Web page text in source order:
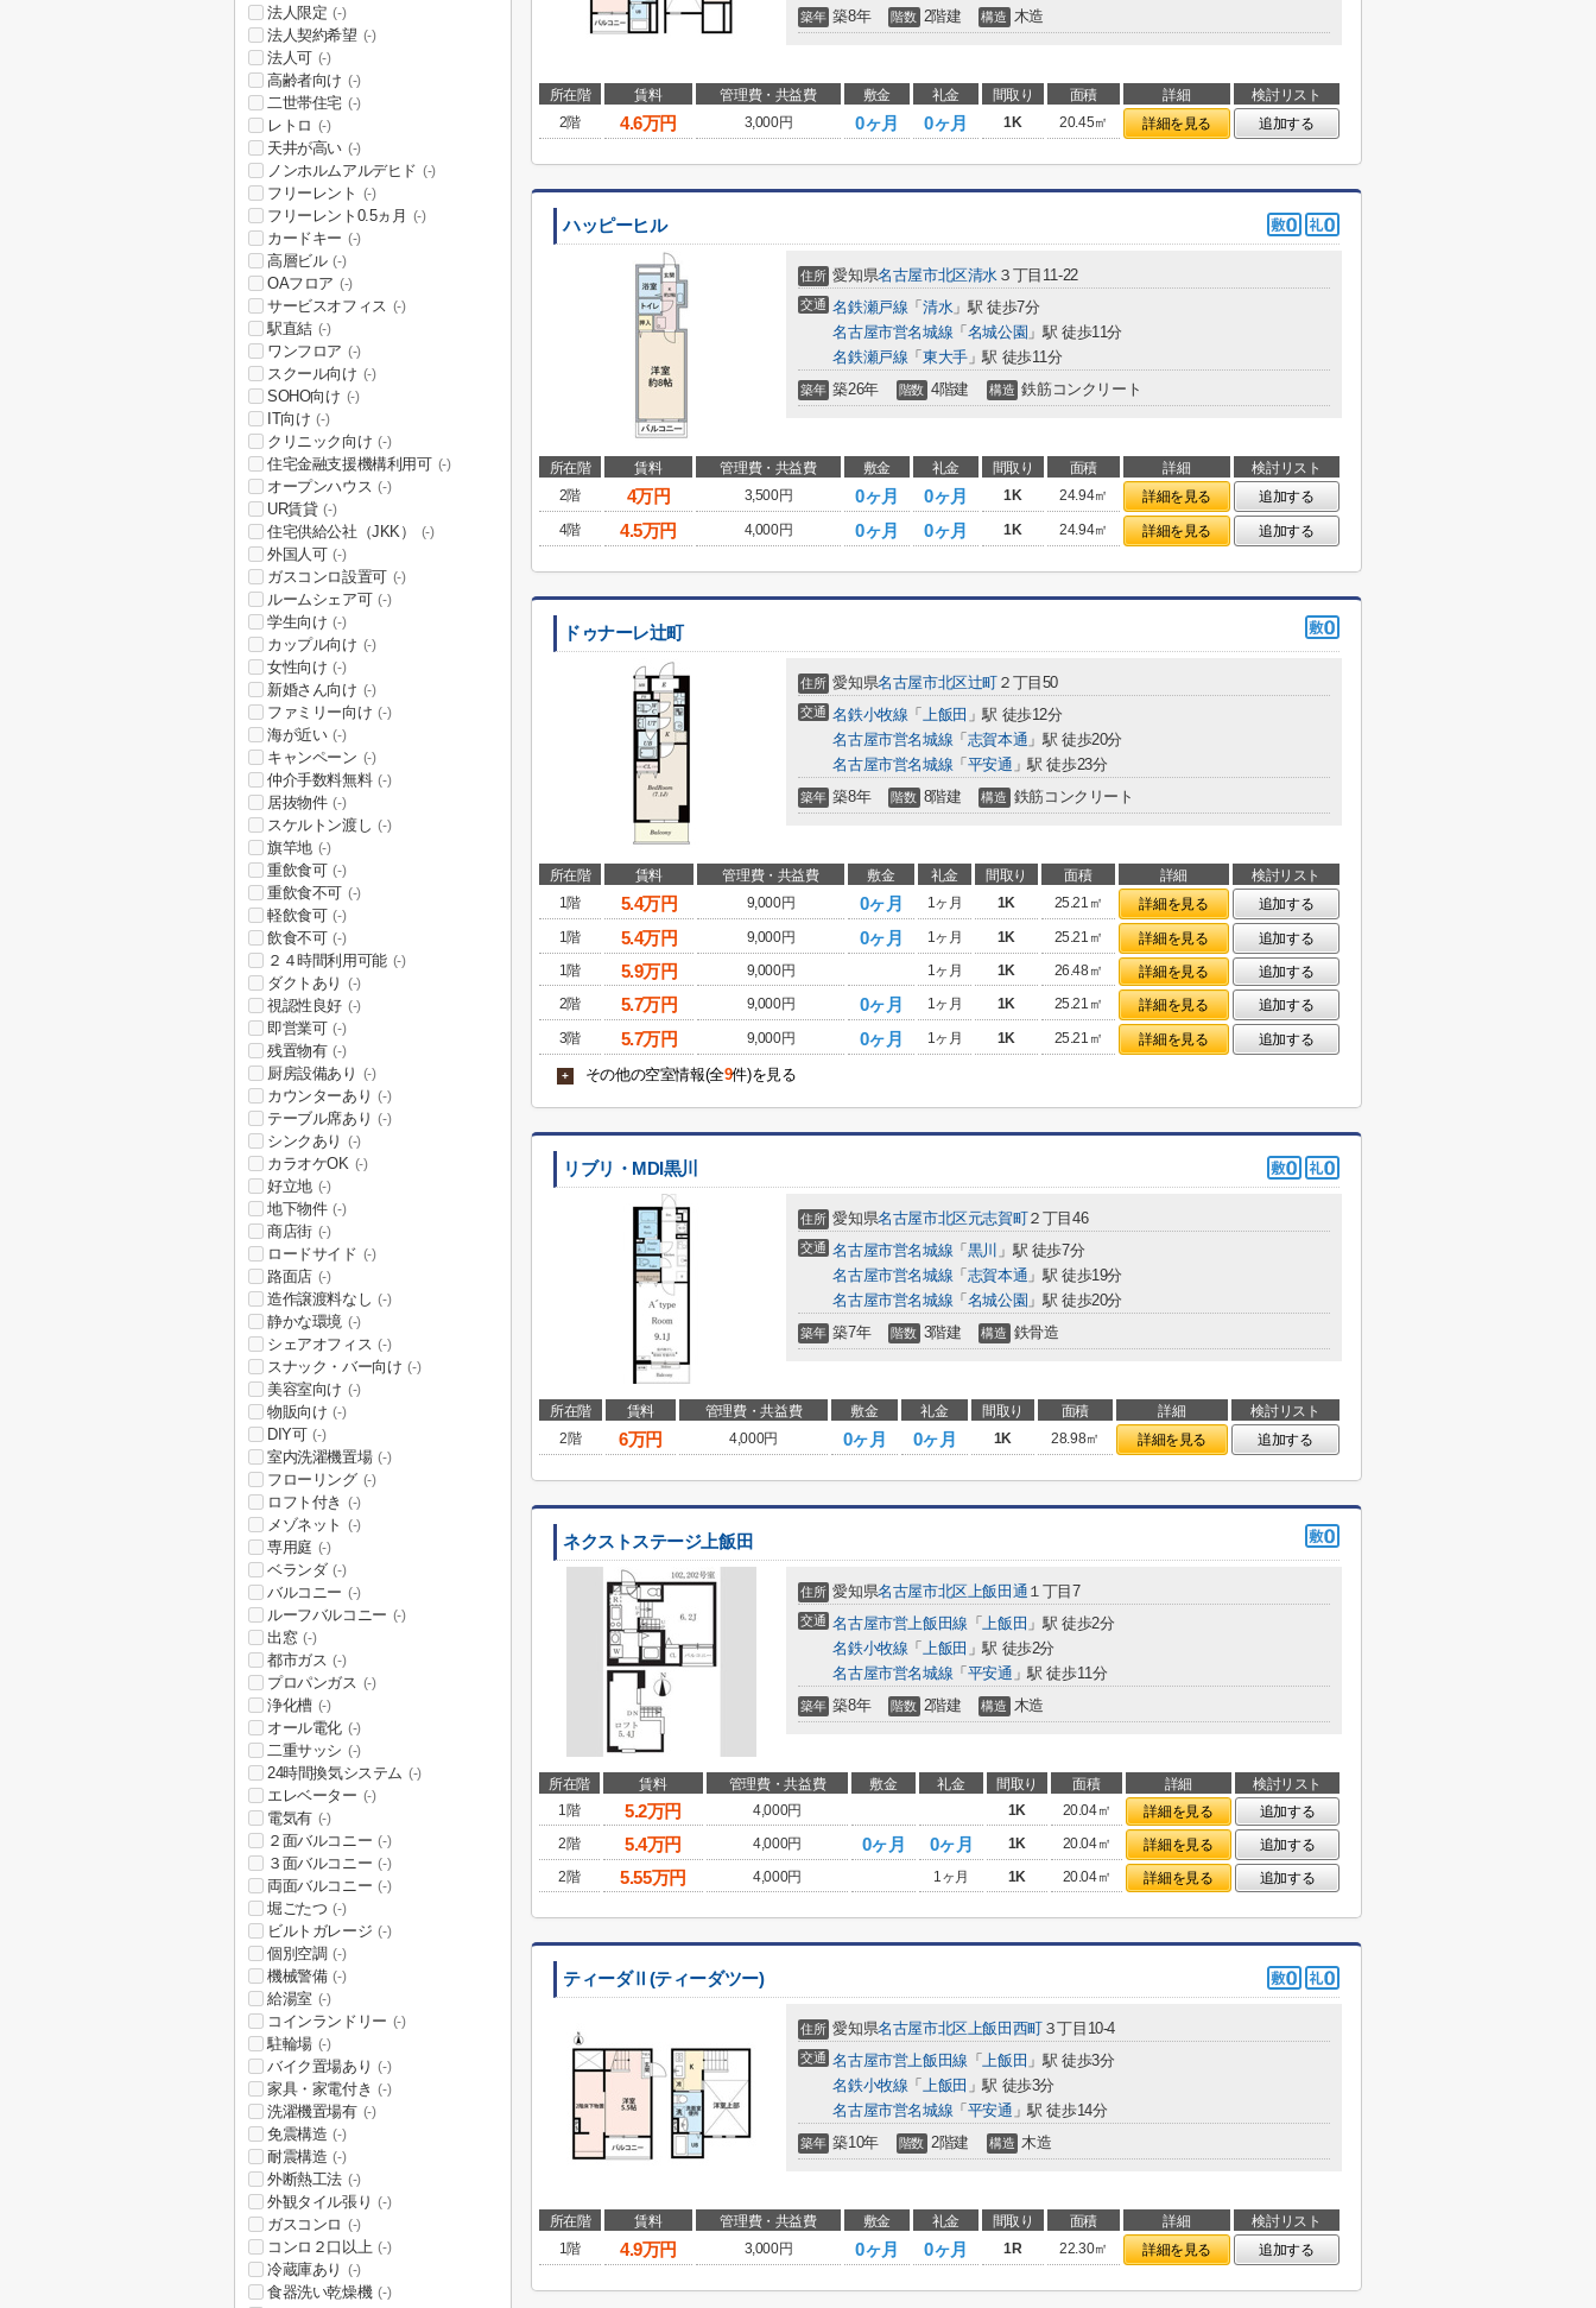
築年 築8年 階数 2階建 構造 木造
所在階 賃料 管理費・共益費 敷金 礼金 間取り 面積 詳細
検討リスト
2階
4.6万円 3,000円 0ヶ月 0ヶ月 1K 20.45㎡ 詳細を見る 追加する
ハッピーヒル
住所 愛知県名古屋市北区清水 ３丁目11-22
交通 名鉄瀬戸線 「 清水」駅 徒歩7分
名古屋市営名城線 「 名城公園 」駅 徒歩11分
名鉄瀬戸線 「 東大手」駅 徒歩11分
築年 築26年 階数 4階建 構造 鉄筋コンクリート
所在階 賃料 管理費・共益費 敷金 礼金 間取り 面積 詳細
検討リスト
2階
4万円 3,500円 0ヶ月 0ヶ月 1K 24.94㎡ 詳細を見る
追加する
4階
4.5万円 4,000円 0ヶ月 0ヶ月 1K 24.94㎡ 詳細を見る 追加する
ドゥナーレ辻町
住所 愛知県名古屋市北区辻町 ２丁目50
交通 名鉄小牧線 「 上飯田 」駅 徒歩12分
名古屋市営名城線 「 志賀本通 」駅 徒歩20分
名古屋市営名城線 「 平安通 」駅 徒歩23分
築年 築8年 階数 8階建 構造 鉄筋コンクリート
所在階 賃料 管理費・共益費 敷金 礼金 間取り 面積 詳細
検討リスト
1階
5.4万円 9,000円 0ヶ月 1ヶ月 1K 25.21㎡ 詳細を見る
追加する
1階
5.4万円 9,000円 0ヶ月 1ヶ月 1K 25.21㎡ 詳細を見る
追加する
1階
5.9万円 9,000円 1ヶ月 1K 26.48㎡ 詳細を見る
追加する
2階
5.7万円 9,000円 0ヶ月 1ヶ月 1K 25.21㎡ 詳細を見る
追加する
3階
5.7万円 9,000円 0ヶ月 1ヶ月 1K 25.21㎡ 詳細を見る 追加する
+ その他の空室情報(全9件)を見る
リブリ・MDI黒川
住所 愛知県名古屋市北区元志賀町２丁目46
交通 名古屋市営名城線 「 黒川 」駅 徒歩7分
名古屋市営名城線 「 志賀本通 」駅 徒歩19分
名古屋市営名城線 「 名城公園 」駅 徒歩20分
築年 築7年 階数 3階建 構造 鉄骨造
所在階 賃料 管理費・共益費 敷金 礼金 間取り 面積 詳細
検討リスト
2階
6万円 4,000円 0ヶ月 0ヶ月 1K 28.98㎡ 詳細を見る 追加する
ネクストステージ上飯田
住所 愛知県名古屋市北区上飯田通 １丁目7
交通 名古屋市営上飯田線 「上飯田 」駅 徒歩2分
名鉄小牧線 「 上飯田 」駅 徒歩2分
名古屋市営名城線 「 平安通 」駅 徒歩11分
築年 築8年 階数 2階建 構造 木造
所在階 賃料 管理費・共益費 敷金 礼金 間取り 面積 詳細
検討リスト
1階
5.2万円 4,000円 1K 20.04㎡ 詳細を見る
追加する
2階
5.4万円 4,000円 0ヶ月 0ヶ月 1K 20.04㎡ 詳細を見る
追加する
2階
5.55万円 4,000円 1ヶ月 1K 20.04㎡ 詳細を見る 追加する
ティーダⅡ(ティーダツー)
住所 愛知県名古屋市北区上飯田西町３丁目10-4
交通 名古屋市営上飯田線 「上飯田 」駅 徒歩3分
名鉄小牧線 「 上飯田 」駅 徒歩3分
名古屋市営名城線 「 平安通 」駅 徒歩14分
築年 築10年 階数 2階建 構造 木造
所在階 賃料 管理費・共益費 敷金 礼金 間取り 面積 詳細
検討リスト
1階
4.9万円 3,000円 0ヶ月 0ヶ月 1R 22.30㎡ 詳細を見る 追加する
法人限定 (-)
法人契約希望 (-)
法人可 (-)
高齢者向け (-)
二世帯住宅 (-)
レトロ (-)
天井が高い (-)
ノンホルムアルデヒド (-)
フリーレント (-)
フリーレント0.5ヵ月 (-)
カードキー (-)
高層ビル (-)
OAフロア (-)
サービスオフィス (-)
駅直結 (-)
ワンフロア (-)
スクール向け (-)
SOHO向け (-)
IT向け (-)
クリニック向け (-)
住宅金融支援機構利用可 (-)
オープンハウス (-)
UR賃貸 (-)
住宅供給公社（JKK） (-)
外国人可 (-)
ガスコンロ設置可 (-)
ルームシェア可 (-)
学生向け (-)
カップル向け (-)
女性向け (-)
新婚さん向け (-)
ファミリー向け (-)
海が近い (-)
キャンペーン (-)
仲介手数料無料 (-)
居抜物件 (-)
スケルトン渡し (-)
旗竿地 (-)
重飲食可 (-)
重飲食不可 (-)
軽飲食可 (-)
飲食不可 (-)
２４時間利用可能 (-)
ダクトあり (-)
視認性良好 (-)
即営業可 (-)
残置物有 (-)
厨房設備あり (-)
カウンターあり (-)
テーブル席あり (-)
シンクあり (-)
カラオケOK (-)
好立地 (-)
地下物件 (-)
商店街 (-)
ロードサイド (-)
路面店 (-)
造作譲渡料なし (-)
静かな環境 (-)
シェアオフィス (-)
スナック・バー向け (-)
美容室向け (-)
物販向け (-)
DIY可 (-)
室内洗濯機置場 (-)
フローリング (-)
ロフト付き (-)
メゾネット (-)
専用庭 (-)
ベランダ (-)
バルコニー (-)
ルーフバルコニー (-)
出窓 (-)
都市ガス (-)
プロパンガス (-)
浄化槽 (-)
オール電化 (-)
二重サッシ (-)
24時間換気システム (-)
エレベーター (-)
電気有 (-)
２面バルコニー (-)
３面バルコニー (-)
両面バルコニー (-)
堀ごたつ (-)
ビルトガレージ (-)
個別空調 (-)
機械警備 (-)
給湯室 (-)
コインランドリー (-)
駐輪場 (-)
バイク置場あり (-)
家具・家電付き (-)
洗濯機置場有 (-)
免震構造 (-)
耐震構造 (-)
外断熱工法 (-)
外観タイル張り (-)
ガスコンロ (-)
コンロ２口以上 (-)
冷蔵庫あり (-)
食器洗い乾燥機 (-)